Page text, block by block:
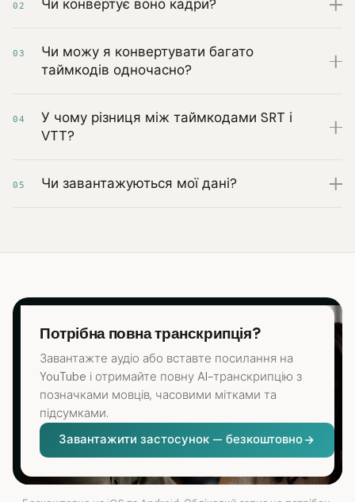
02 Чи конвертує воно кадри?
03
Чи можу я конвертувати багато
таймкодів одночасно?
04
У чому різниця між таймкодами SRT і
VTT?
05 Чи завантажуються мої дані?
Потрібна повна транскрипція?
Завантажте аудіо або вставте посилання на
YouTube і отримайте повну AI-транскрипцію з
позначками мовців, часовими мітками та
підсумками.
Завантажити застосунок — безкоштовно